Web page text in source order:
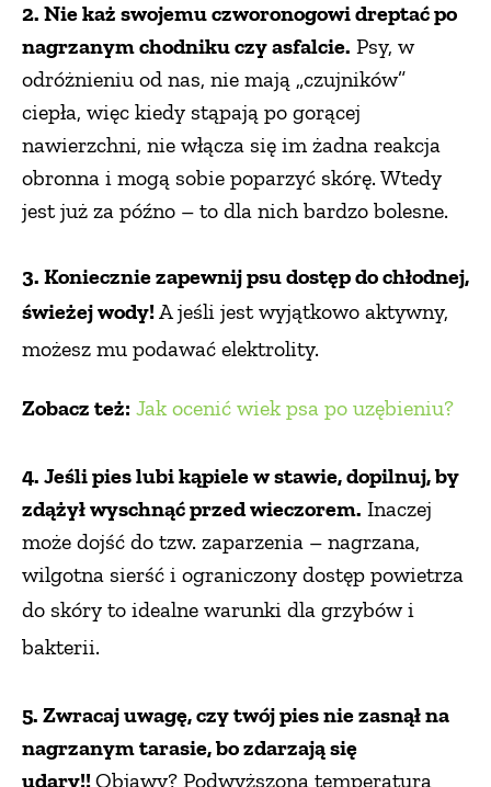
2. Nie każ swojemu czworonogowi dreptać po
nagrzanym chodniku czy asfalcie. Psy, w
odróżnieniu od nas, nie mają „czujników”
ciepła, więc kiedy stąpają po gorącej
nawierzchni, nie włącza się im żadna reakcja
obronna i mogą sobie poparzyć skórę. Wtedy
jest już za późno – to dla nich bardzo bolesne.
3. Koniecznie zapewnij psu dostęp do chłodnej,
świeżej wody!A jeśli jest wyjątkowo aktywny,
możesz mu podawać elektrolity.
Zobacz też: Jak ocenić wiek psa po uzębieniu?
4. Jeśli pies lubi kąpiele w stawie, dopilnuj, by
zdążył wyschnąć przed wieczorem. Inaczej
może dojść do tzw. zaparzenia – nagrzana,
wilgotna sierść i ograniczony dostęp powietrza
do skóry to idealne warunki dla grzybów i
bakterii.
5. Zwracaj uwagę, czy twój pies nie zasnął na
nagrzanym tarasie, bo zdarzają się
udary!!Objawy? Podwyższona temperatura